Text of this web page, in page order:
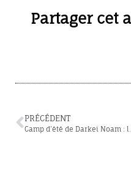
Partager cet
PRÉCÉDENT
Camp d’été